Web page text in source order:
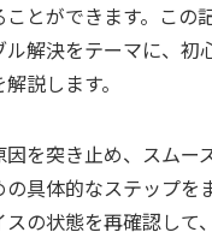
とができます。この
解決をテーマに、初
説します。
を突き止め、スムー
具体的なステップを
の状態を再確認して